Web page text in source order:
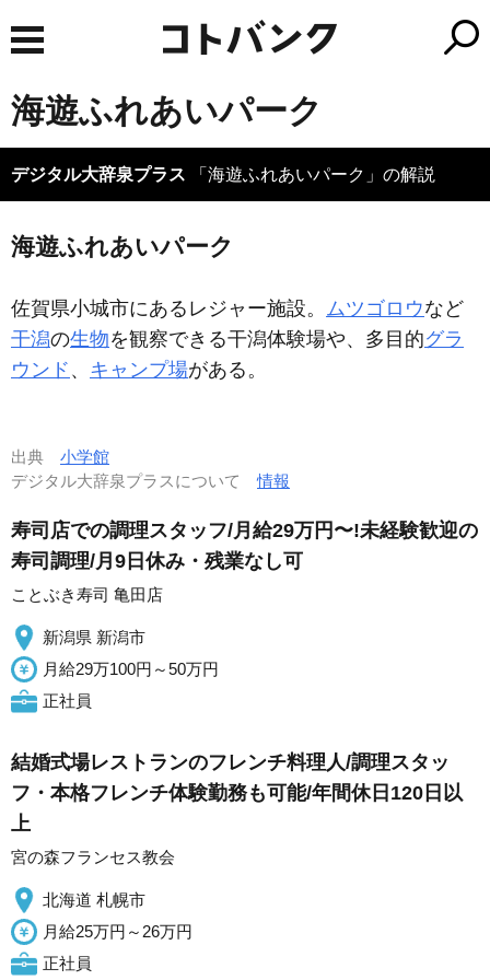
海遊ふれあいパーク
デジタル大辞泉プラス 「海遊ふれあいパーク」の解説
海遊ふれあいパーク
佐賀県小城市にあるレジャー施設。 ムツゴロウなど
干潟の生物を観察できる干潟体験場や、多目的グラ
ウンド 、 キャンプ場がある。
出典 小学館
デジタル大辞泉プラスについて情報
寿司店での調理スタッフ/月給29万円〜!未経験歓迎の
寿司調理/月9日休み・残業なし可
ことぶき寿司 亀田店
新潟県 新潟市
月給29万100円～50万円
正社員
結婚式場レストランのフレンチ料理人/調理スタッ
フ・本格フレンチ体験勤務も可能/年間休日120日以
上
宮の森フランセス教会
北海道 札幌市
月給25万円～26万円
正社員